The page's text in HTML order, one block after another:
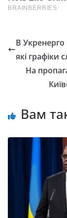
В Укренерго
які графіки
На
Вам